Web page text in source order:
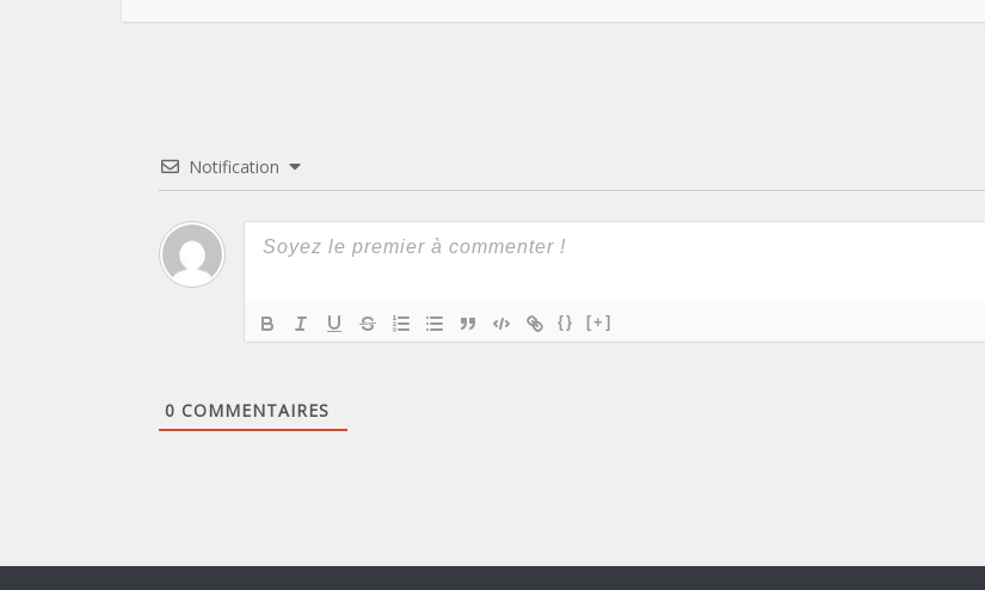
Notification
{} [+]
0 COMMENTAIRES